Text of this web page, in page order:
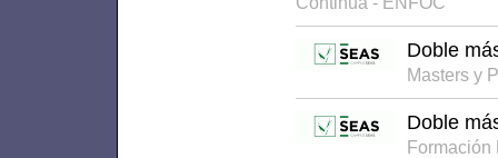
Doble
Masters y
Doble